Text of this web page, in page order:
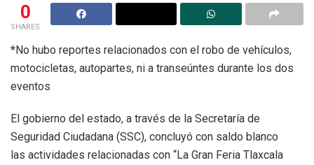
0
SHARES
*No hubo reportes relacionados con el robo de vehículos,
motocicletas, autopartes, ni a transeúntes durante los dos
eventos
El gobierno del estado, a través de la Secretaría de
Seguridad Ciudadana (SSC), concluyó con saldo blanco
las actividades relacionadas con “La Gran Feria Tlaxcala